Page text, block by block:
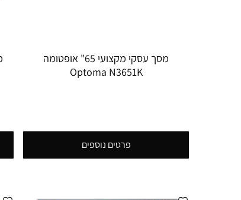
מסך עסקי מקצועי 65" אופטומה
Optoma N3651K
פרטים נוספים